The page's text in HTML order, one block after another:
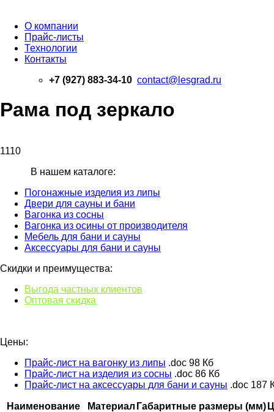
О компании
Прайс-листы
Технологии
Контакты
+7 (927) 883-34-10 contact@lesgrad.ru
Рама под зеркало
1110
В нашем каталоге:
Погонажные изделия из липы
Двери для сауны и бани
Вагонка из сосны
Вагонка из осины от производителя
Мебель для бани и сауны
Аксессуары для бани и сауны
Скидки и преимущества:
Выгода частных клиентов
Оптовая скидка
Цены:
Прайс-лист на вагонку из липы .doc 98 Кб
Прайс-лист на изделия из сосны .doc 86 Кб
Прайс-лист на аксессуары для бани и сауны .doc 187
Наименование Материал Габаритные размеры (мм)